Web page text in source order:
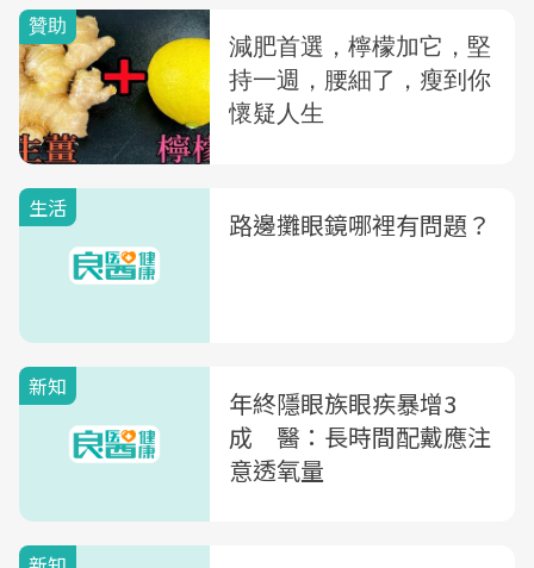
生活 路邊攤眼鏡哪裡有問題？
新知
年終隱眼族眼疾暴增3
成 醫：長時間配戴應注
意透氧量